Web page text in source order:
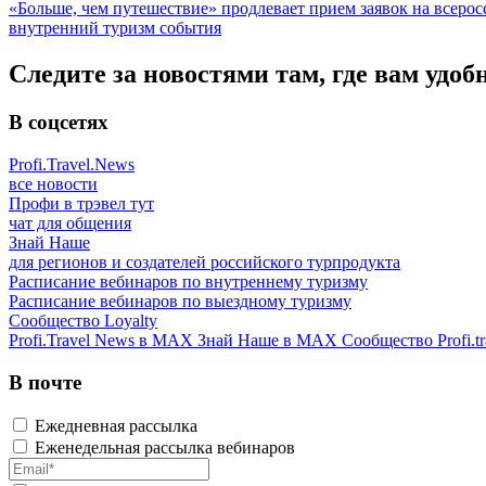
«Больше, чем путешествие» продлевает прием заявок на
внутренний туризм события
Следите за новостями там, где вам
В соцсетях
Profi.Travel.News
все новости
Профи в трэвел тут
чат для общения
Знай Наше
для регионов и создателей российского турпродукта
Расписание вебинаров по внутреннему туризму
Расписание вебинаров по выездному туризму
Сообщество Loyalty
Profi.Travel News в MAX Знай Наше в MAX Сообщество
В почте
Ежедневная рассылка
Еженедельная рассылка вебинаров